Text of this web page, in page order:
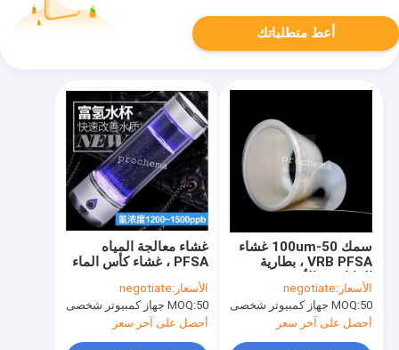
أعط متطلباتك
غشاء معالجة المياه
PFSA ، غشاء كأس الماء
بالهيدروجين. التحليل
الكهربائي للماء لإنتاج
الهيدروجين
الأسعار:negotiate
MOQ:50 جهاز كمبيوتر شخصى
أحصل على آخر سعر
سمك 50-100um غشاء
VRB PFSA ، بطارية
غشاء VRFB PFSA
الأسعار:negotiate
MOQ:50 جهاز كمبيوتر شخصى
أحصل على آخر سعر